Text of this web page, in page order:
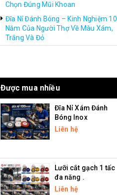
Chọn Đúng Mũi Khoan
Đĩa Nỉ Đánh Bóng – Kinh Nghiệm 10
Năm Của Người Thợ Về Màu Xám,
Trắng Và Đỏ
Được mua nhiều
Đĩa Nỉ Xám Đánh
Bóng Inox
Liên hệ
Lưỡi cắt gạch 1 tấc
đa năng .
Liên hệ